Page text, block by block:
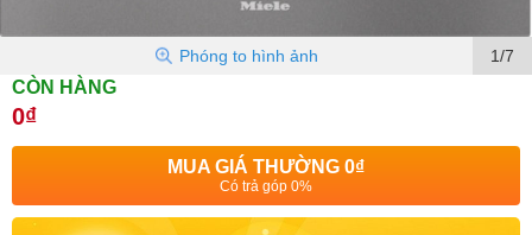
1/7
Phóng to hình ảnh
CÒN HÀNG
0₫
MUA GIÁ THƯỜNG 0₫
Có trả góp 0%